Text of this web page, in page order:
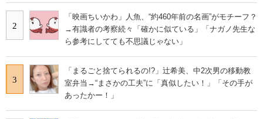
2
「映画ちいかわ」人魚、“約460年前の名画”がモチーフ？
→有識者の考察続々「確かに似ている」「ナガノ先生な
ら参考にしてても不思議じゃない」
3
「まるごと捨てられるの!?」辻希美、中2次男の移動教
室弁当→“まさかの工夫”に「真似したい！」「その手が
あったかー！」